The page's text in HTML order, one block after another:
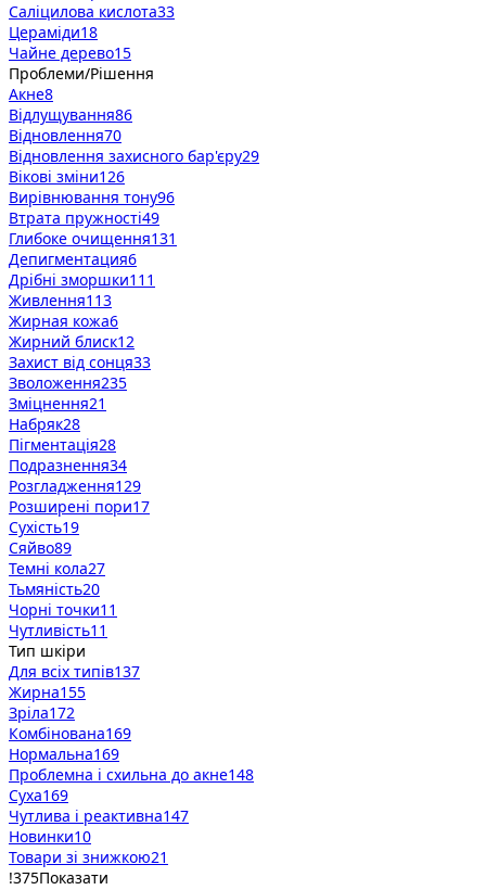
Саліцилова кислота33
Цераміди18
Чайне дерево15
Проблеми/Рішення
Акне8
Відлущування86
Відновлення70
Відновлення захисного бар'єру29
Вікові зміни126
Вирівнювання тону96
Втрата пружності49
Глибоке очищення131
Депигментация6
Дрібні зморшки111
Живлення113
Жирная кожа6
Жирний блиск12
Захист від сонця33
Зволоження235
Зміцнення21
Набряк28
Пігментація28
Подразнення34
Розгладження129
Розширені пори17
Сухість19
Сяйво89
Темні кола27
Тьмяність20
Чорні точки11
Чутливість11
Тип шкіри
Для всіх типів137
Жирна155
Зріла172
Комбінована169
Нормальна169
Проблемна і схильна до акне148
Суха169
Чутлива і реактивна147
Новинки10
Товари зі знижкою21
!375Показати